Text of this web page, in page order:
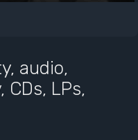
audio,
CDs, LPs,